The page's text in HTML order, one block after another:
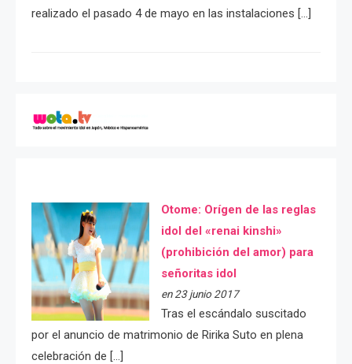
realizado el pasado 4 de mayo en las instalaciones […]
Otome: Orígen de las reglas
idol del «renai kinshi»
(prohibición del amor) para
señoritas idol
en 23 junio 2017
Tras el escándalo suscitado
por el anuncio de matrimonio de Ririka Suto en plena
celebración de […]